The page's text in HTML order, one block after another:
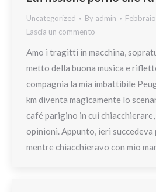
Uncategorized By admin
Lascia un commento
Amo i tragitti in macchina,
metto della buona musica e
compagnia la mia imbattibile
km diventa magicamente lo
café parigino in cui
opinioni. Appunto, ieri
mentre chiacchieravo con mio